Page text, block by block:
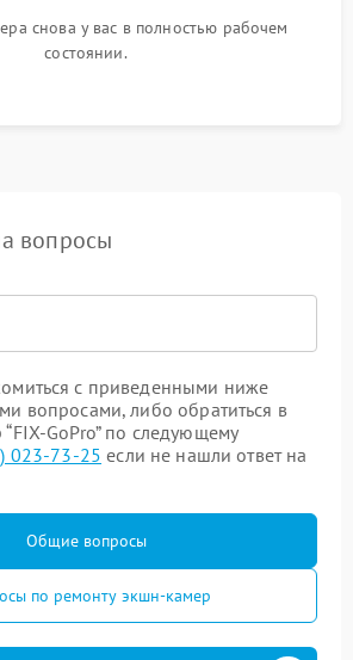
снова у вас в полностью рабочем
состоянии.
вопросы
с приведенными ниже
вопросами, либо обратиться в
GoPro” по следующему
023-73-25 если не нашли ответ на
Общие вопросы
по ремонту экшн-камер